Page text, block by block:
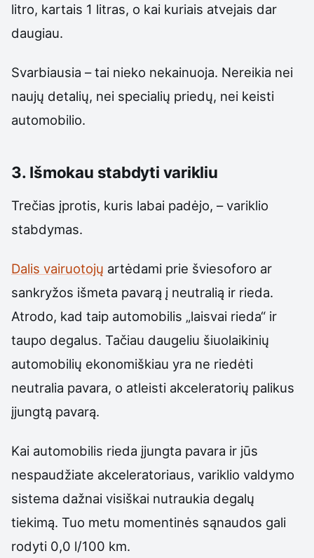
litro, kartais 1 litras, o kai kuriais atvejais dar
daugiau.
Svarbiausia – tai nieko nekainuoja. Nereikia nei
naujų detalių, nei specialių priedų, nei keisti
automobilio.
3. Išmokau stabdyti varikliu
Trečias įprotis, kuris labai padėjo, – variklio
stabdymas.
Dalis vairuotojų artėdami prie šviesoforo ar
sankryžos išmeta pavarą į neutralią ir rieda.
Atrodo, kad taip automobilis „laisvai rieda“ ir
taupo degalus. Tačiau daugeliu šiuolaikinių
automobilių ekonomiškiau yra ne riedėti
neutralia pavara, o atleisti akceleratorių palikus
įjungtą pavarą.
Kai automobilis rieda įjungta pavara ir jūs
nespaudžiate akceleratoriaus, variklio valdymo
sistema dažnai visiškai nutraukia degalų
tiekimą. Tuo metu momentinės sąnaudos gali
rodyti 0,0 l/100 km.